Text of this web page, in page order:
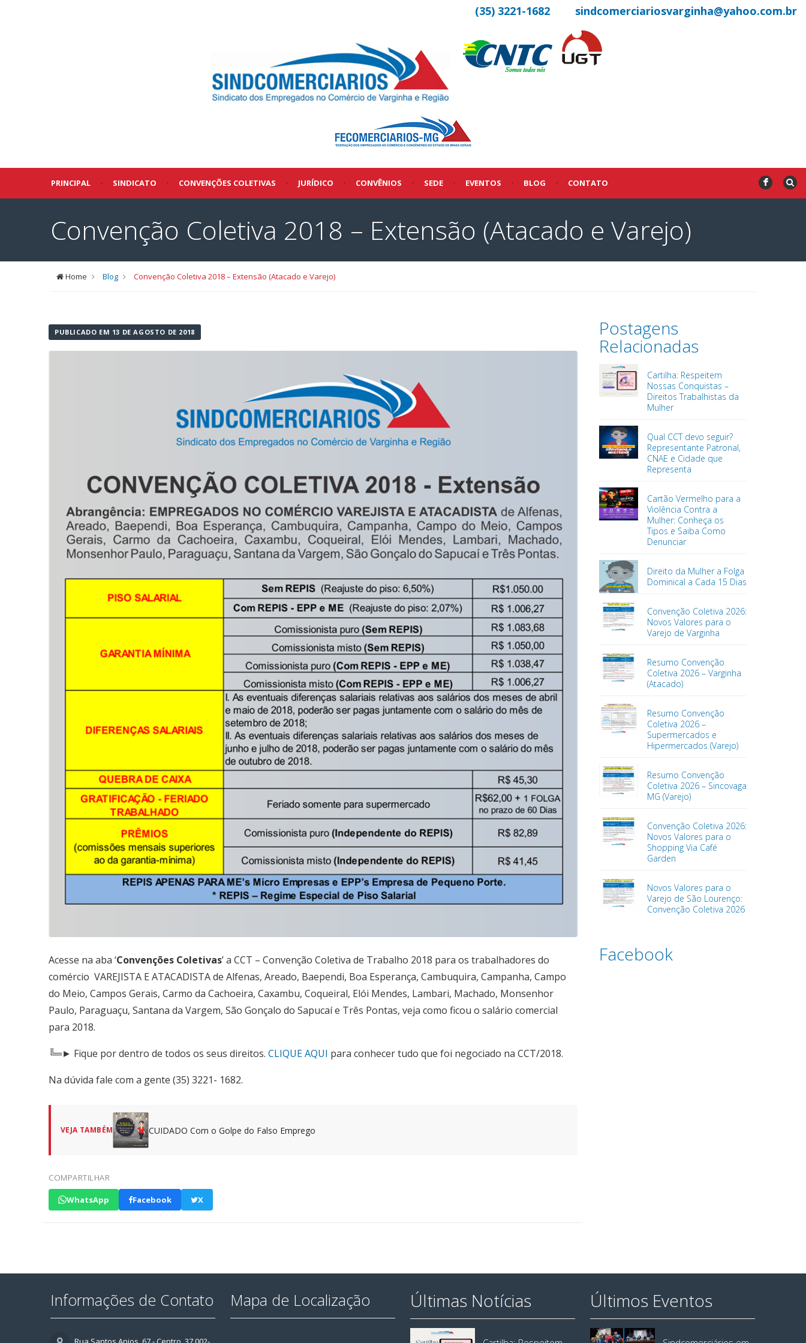
(35) 3221-1682 sindcomerciariosvarginha@yahoo.com.br
PRINCIPAL • SINDICATO • CONVENÇÕES COLETIVAS • JURÍDICO • CONVÊNIOS • SEDE • EVENTOS • BLOG • CONTATO F
Convenção Coletiva 2018 – Extensão (Atacado e Varejo)
Home Blog Convenção Coletiva 2018 – Extensão (Atacado e Varejo)
PUBLICADO EM 13 DE AGOSTO DE 2018
Acesse na aba ‘Convenções Coletivas’ a CCT – Convenção Coletiva de Trabalho 2018 para os trabalhadores do
comércio VAREJISTA E ATACADISTA de Alfenas, Areado, Baependi, Boa Esperança, Cambuquira, Campanha, Campo
do Meio, Campos Gerais, Carmo da Cachoeira, Caxambu, Coqueiral, Elói Mendes, Lambari, Machado, Monsenhor
Paulo, Paraguaçu, Santana da Vargem, São Gonçalo do Sapucaí e Três Pontas, veja como ficou o salário comercial
para 2018.
╚═► Fique por dentro de todos os seus direitos. CLIQUE AQUI para conhecer tudo que foi negociado na CCT/2018.
Na dúvida fale com a gente (35) 3221- 1682.
VEJA TAMBÉM CUIDADO Com o Golpe do Falso Emprego
COMPARTILHAR
WhatsApp Facebook X
Postagens
Relacionadas
Cartilha: Respeitem
Nossas Conquistas –
Direitos Trabalhistas da
Mulher
Qual CCT devo seguir?
Representante Patronal,
CNAE e Cidade que
Representa
Cartão Vermelho para a
Violência Contra a
Mulher: Conheça os
Tipos e Saiba Como
Denunciar
Direito da Mulher a Folga
Dominical a Cada 15 Dias
Convenção Coletiva 2026:
Novos Valores para o
Varejo de Varginha
Resumo Convenção
Coletiva 2026 – Varginha
(Atacado)
Resumo Convenção
Coletiva 2026 –
Supermercados e
Hipermercados (Varejo)
Resumo Convenção
Coletiva 2026 – Sincovaga
MG (Varejo)
Convenção Coletiva 2026:
Novos Valores para o
Shopping Via Café
Garden
Novos Valores para o
Varejo de São Lourenço:
Convenção Coletiva 2026
Facebook
Informações de Contato Mapa de Localização Últimas Notícias Últimos Eventos